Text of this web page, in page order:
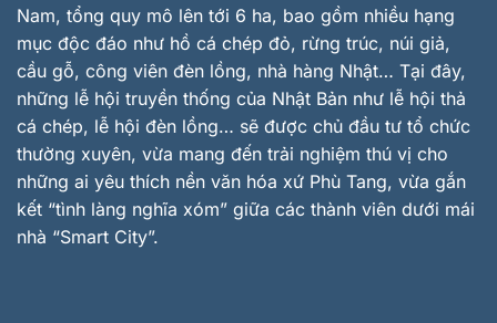
Nam, tổng quy mô lên tới 6 ha, bao gồm nhiều hạng
mục độc đáo như hồ cá chép đỏ, rừng trúc, núi giả,
cầu gỗ, công viên đèn lồng, nhà hàng Nhật… Tại đây,
những lễ hội truyền thống của Nhật Bản như lễ hội thả
cá chép, lễ hội đèn lồng… sẽ được chủ đầu tư tổ chức
thường xuyên, vừa mang đến trải nghiệm thú vị cho
những ai yêu thích nền văn hóa xứ Phù Tang, vừa gắn
kết “tình làng nghĩa xóm” giữa các thành viên dưới mái
nhà “Smart City”.